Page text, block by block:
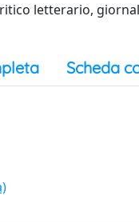
letterario,
Scheda